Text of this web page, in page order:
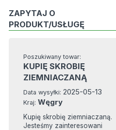
ZAPYTAJ O
PRODUKT/USŁUGĘ
Poszukiwany towar:
KUPIĘ SKROBIĘ
ZIEMNIACZANĄ
Data wysyłki: 2025-05-13
Kraj: Węgry
Kupię skrobię ziemniaczaną.
Jesteśmy zainteresowani